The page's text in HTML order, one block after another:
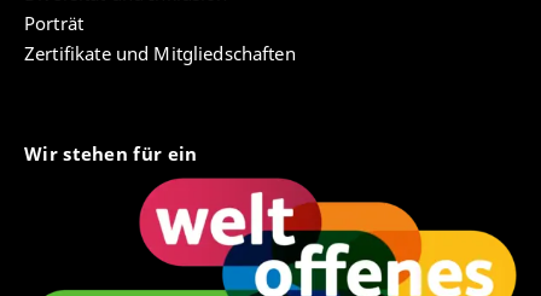
Porträt
Zertifikate und Mitgliedschaften
Wir stehen für ein